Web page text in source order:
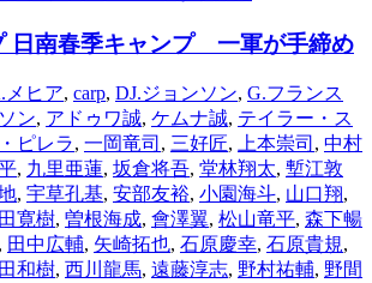
日南春季キャンプ 一軍が手締め
メヒア, carp, DJ.ジョンソン, G.フランス
ン, アドゥワ誠, ケムナ誠, テイラー・ス
ピレラ, 一岡竜司 , 三好匠, 上本崇司 , 中村
, 九里亜蓮, 坂倉将吾, 堂林翔太, 塹江敦
, 宇草孔基, 安部友裕, 小園海斗, 山口翔,
寛樹, 曽根海成, 會澤翼, 松山竜平, 森下暢
, 田中広輔, 矢崎拓也, 石原慶幸, 石原貴規,
和樹, 西川龍馬, 遠藤淳志, 野村祐輔, 野間